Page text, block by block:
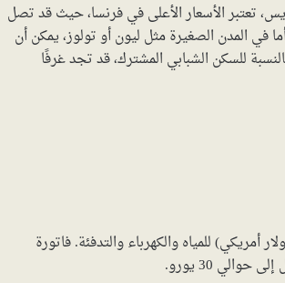
تعتبر الأسعار الأعلى في فرنسا، حيث قد تصل
من غرفة نوم واحدة إلى 1,200 يورو شهريًا. أما في المدن الصغيرة مثل ليون أو تولوز، يمكن أن
بكثير، حيث تتراوح أسعار الإيجار بين 600 و900 يورو. بالنسبة للسكن الشبابي المشترك، قد تجد غرفًا
فواتير خدمات المنزل شهرياً في فرنسا يكون حوالي 150 يورو (162 دولار أمريكي) للمياه والكهرباء والتدفئة. فاتورة